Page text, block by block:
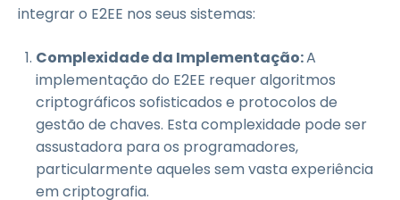
integrar o E2EE nos seus sistemas:
Complexidade da Implementação:A
implementação do E2EE requer algoritmos
criptográficos sofisticados e protocolos de
gestão de chaves. Esta complexidade pode ser
assustadora para os programadores,
particularmente aqueles sem vasta experiência
em criptografia.